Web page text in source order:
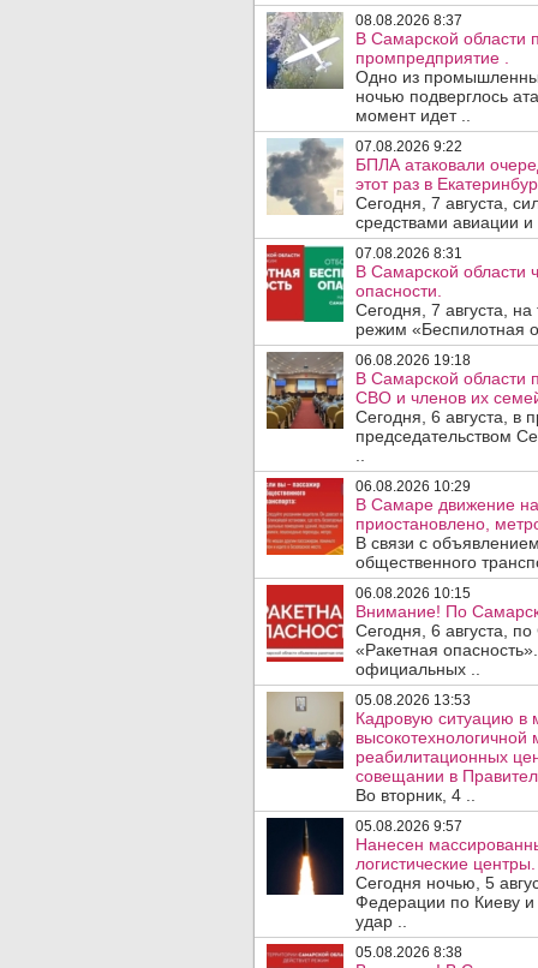
08.08.2026 8:37
В Самарской области
промпредприятие .
Одно из
ночью подверглось
момент идет ..
07.08.2026 9:22
БПЛА атаковали
этот раз в
Сегодня, 7 августа,
средствами авиации
07.08.2026 8:31
В Самарской области
опасности.
Сегодня, 7 августа,
режим «Беспилотная
06.08.2026 19:18
В Самарской области
СВО и членов их
Сегодня, 6 августа, в
председательством
06.08.2026 10:29
В Самаре движение
приостановлено,
В связи с
общественного
06.08.2026 10:15
Внимание! По
Сегодня, 6 августа,
«Ракетная
официальных ..
05.08.2026 13:53
Кадровую ситуацию в
реабилитационных
совещании в
Во вторник, 4 ..
05.08.2026 9:57
Нанесен
логистические центры.
Сегодня ночью, 5
Федерации по Киеву и
удар ..
05.08.2026 8:38